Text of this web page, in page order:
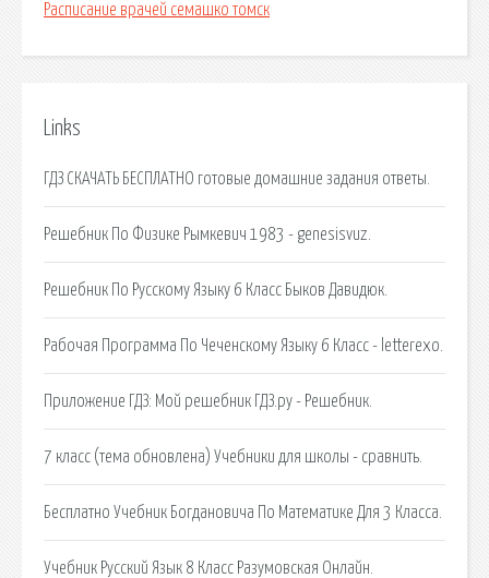
Расписание врачей семашко томск
Links
ГДЗ СКАЧАТЬ БЕСПЛАТНО готовые домашние задания ответы.
Решебник По Физике Рымкевич 1983 - genesisvuz.
Решебник По Русскому Языку 6 Класс Быков Давидюк.
Рабочая Программа По Чеченскому Языку 6 Класс - letterexo.
Приложение ГДЗ: Мой решебник ГДЗ.ру - Решебник.
7 класс (тема обновлена) Учебники для школы - сравнить.
Бесплатно Учебник Богдановича По Математике Для 3 Класса.
Учебник Русский Язык 8 Класс Разумовская Онлайн.